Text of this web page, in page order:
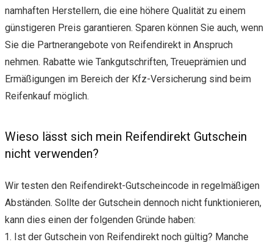
namhaften Herstellern, die eine höhere Qualität zu einem
günstigeren Preis garantieren. Sparen können Sie auch, wenn
Sie die Partnerangebote von Reifendirekt in Anspruch
nehmen. Rabatte wie Tankgutschriften, Treueprämien und
Ermäßigungen im Bereich der Kfz-Versicherung sind beim
Reifenkauf möglich.
Wieso lässt sich mein Reifendirekt Gutschein
nicht verwenden?
Wir testen den Reifendirekt-Gutscheincode in regelmäßigen
Abständen. Sollte der Gutschein dennoch nicht funktionieren,
kann dies einen der folgenden Gründe haben:
Ist der Gutschein von Reifendirekt noch gültig? Manche